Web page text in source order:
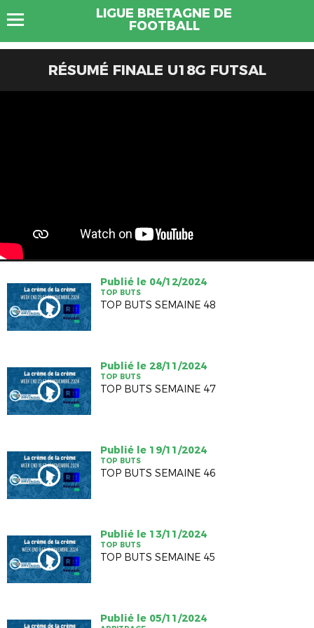
LIGUE BRETAGNE DE
FOOTBALL
RÉSUMÉ FINALE U18G FUTSAL
Publié le 04/12/2024
TOP BUTS
TOP BUTS SEMAINE 48
Publié le 28/11/2024
TOP BUTS
TOP BUTS SEMAINE 47
Publié le 19/11/2024
TOP BUTS
TOP BUTS SEMAINE 46
Publié le 13/11/2024
TOP BUTS
TOP BUTS SEMAINE 45
Publié le 05/11/2024